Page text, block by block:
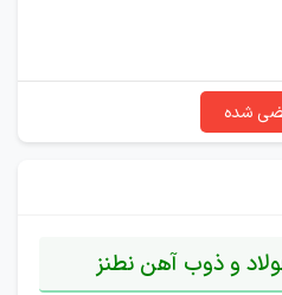
شده
و ذوب آهن نطنز